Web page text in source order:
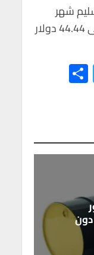
شهر
يونيو/حزيران بحوالي 0.5% ليصل إلى 44.44 دولار
Te
le
m